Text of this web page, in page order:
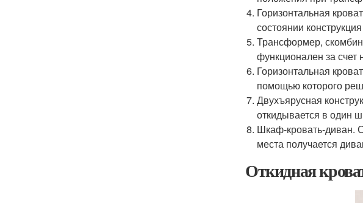
Горизонтальная
состоянии
Трансформер,
функционален за
Горизонтальная
помощью которого
Двухъярусная
откидывается в один
Шкаф-кровать-диван.
места получается
Откидная